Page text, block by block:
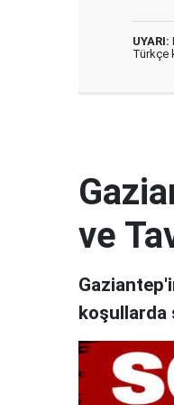
UYARI:
Türkçe
ve
koşullarda